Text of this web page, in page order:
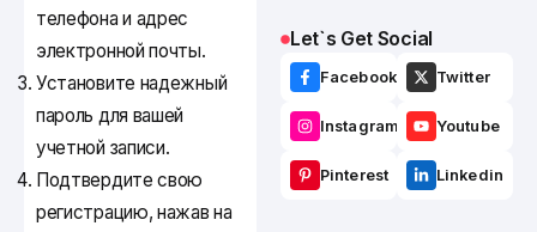
телефона и адрес
электронной почты.
Установите надежный
пароль для вашей
учетной записи.
Подтвердите свою
регистрацию, нажав на
Let`s Get Social
Facebook Twitter
Instagram Youtube
Pinterest Linkedin